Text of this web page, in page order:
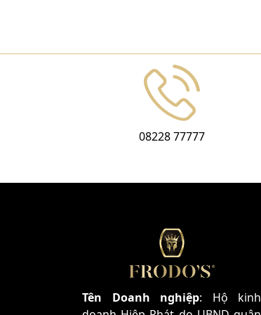
08228 77777
Tên Doanh nghiệp: Hộ kinh